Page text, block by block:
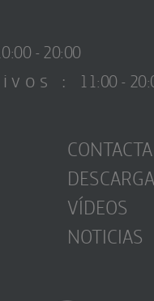
- 20:00
: 11:00 -
CONTACTA
VÍDEOS
NOTICIAS